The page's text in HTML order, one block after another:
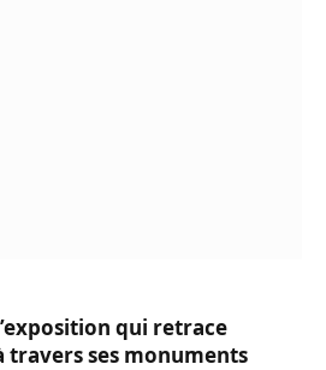
qui retrace
travers ses monuments